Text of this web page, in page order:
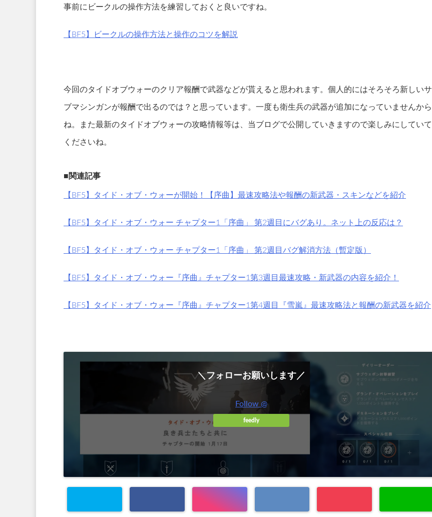
事前にビークルの操作方法を練習しておくと良いですね。
【BF5】ビークルの操作方法と操作のコツを解説
今回のタイドオブウォーのクリア報酬で武器などが貰えると思われます。個人的にはそろそろ新しいサ
ブマシンガンが報酬で出るのでは？と思っています。一度も衛生兵の武器が追加になっていませんから
ね。また最新のタイドオブウォーの攻略情報等は、当ブログで公開していきますので楽しみにしていて
くださいね。
■関連記事
【BF5】タイド・オブ・ウォーが開始！【序曲】最速攻略法や報酬の新武器・スキンなどを紹介
【BF5】タイド・オブ・ウォー チャプター1「序曲」 第2週目にバグあり。ネット上の反応は？
【BF5】タイド・オブ・ウォー チャプター1「序曲」 第2週目バグ解消方法（暫定版）
【BF5】タイド・オブ・ウォー『序曲』チャプター1第3週目最速攻略・新武器の内容を紹介！
【BF5】タイド・オブ・ウォー『序曲』チャプター1第4週目『雪嵐』最速攻略法と報酬の新武器を紹介
＼フォローお願いします／
Follow @
feedly